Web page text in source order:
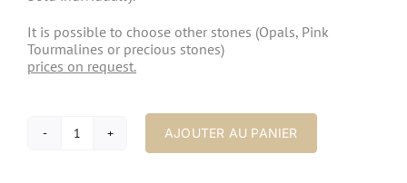
It is possible to choose other stones (Opals, Pink
Tourmalines or precious stones)
prices on request.
quantité
AJOUTER AU PANIER